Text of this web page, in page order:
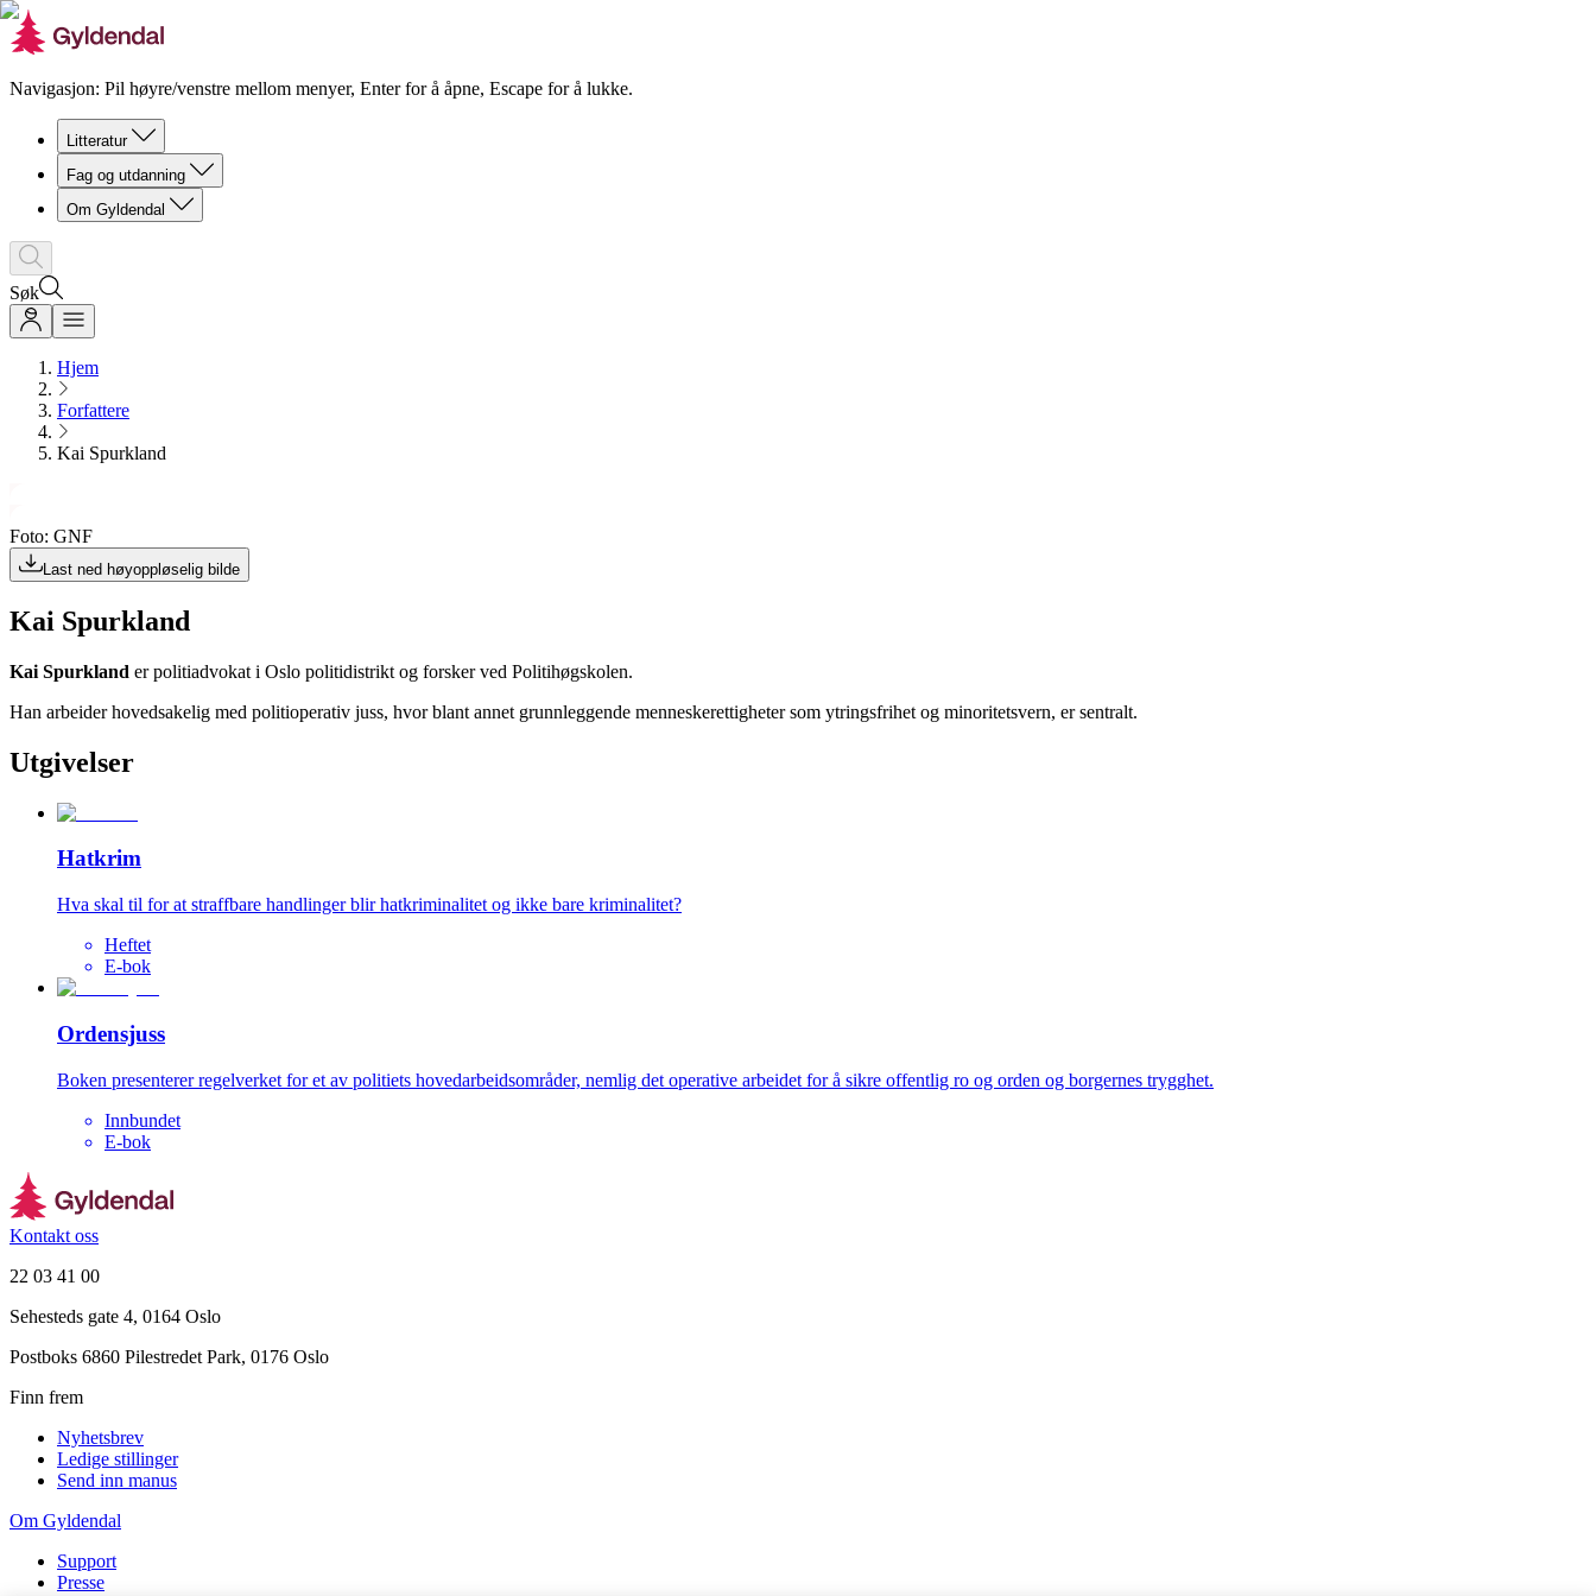
Navigasjon: Pil høyre/venstre mellom menyer, Enter for å åpne, Escape for å lukke.
Litteratur
Fag og utdanning
Om Gyldendal
Søk
Hjem
Forfattere
Kai Spurkland
Foto: GNF
Last ned høyoppløselig bilde
Kai Spurkland
Kai Spurkland er politiadvokat i Oslo politidistrikt og forsker ved Politihøgskolen.
Han arbeider hovedsakelig med politioperativ juss, hvor blant annet grunnleggende menneskerettigheter som ytringsfrihet og minoritetsvern, er sentralt.
Utgivelser
Hatkrim
Hva skal til for at straffbare handlinger blir hatkriminalitet og ikke bare kriminalitet?
Heftet
E-bok
Ordensjuss
Boken presenterer regelverket for et av politiets hovedarbeidsområder, nemlig det operative arbeidet for å sikre offentlig ro og orden og borgernes trygghet.
Innbundet
E-bok
Kontakt oss
22 03 41 00
Sehesteds gate 4, 0164 Oslo
Postboks 6860 Pilestredet Park, 0176 Oslo
Finn frem
Nyhetsbrev
Ledige stillinger
Send inn manus
Om Gyldendal
Support
Presse